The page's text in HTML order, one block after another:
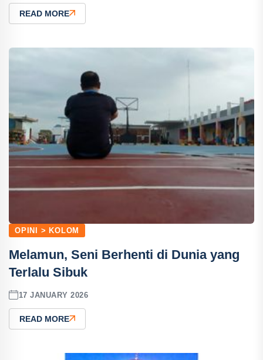
READ MORE
OPINI > KOLOM
Melamun, Seni Berhenti di Dunia yang
Terlalu Sibuk
17 JANUARY 2026
READ MORE